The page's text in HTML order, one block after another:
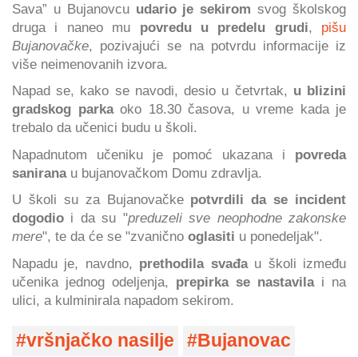
Sava” u Bujanovcu udario je sekirom svog školskog
druga i naneo mu povredu u predelu grudi, pišu
Bujanovačke, pozivajući se na potvrdu informacije iz
više neimenovanih izvora.
Napad se, kako se navodi, desio u četvrtak, u blizini
gradskog parka oko 18.30 časova, u vreme kada je
trebalo da učenici budu u školi.
Napadnutom učeniku je pomoć ukazana i povreda
sanirana u bujanovačkom Domu zdravlja.
U školi su za Bujanovačke potvrdili da se incident
dogodio i da su "preduzeli sve neophodne zakonske
mere", te da će se "zvanično oglasiti u ponedeljak".
Napadu je, navdno, prethodila svađa u školi između
učenika jednog odeljenja, prepirka se nastavila i na
ulici, a kulminirala napadom sekirom.
vršnjačko nasilje
Bujanovac